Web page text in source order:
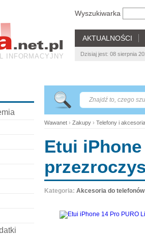
INFORMACYJNY
Wyszukiwarka
AKTUALNOŚCI
Dzisiaj jest: 08 sierpnia
Wawanet › Zakupy › Telefony i akcesoria
Etui
Kategoria: Akcesoria do telefonów